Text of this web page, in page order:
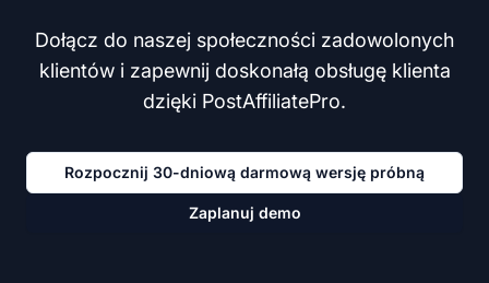
Dołącz do naszej społeczności zadowolonych
klientów i zapewnij doskonałą obsługę klienta
dzięki PostAffiliatePro.
Rozpocznij 30-dniową darmową wersję próbną
Zaplanuj demo